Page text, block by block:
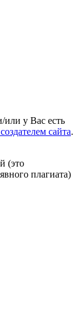
или у Вас есть
сайта.
(это
плагиата)